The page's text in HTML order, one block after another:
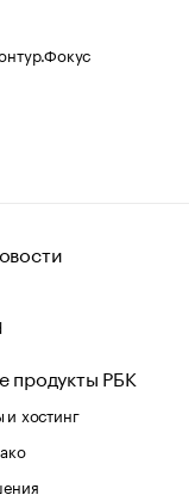
продукты РБК
хостинг